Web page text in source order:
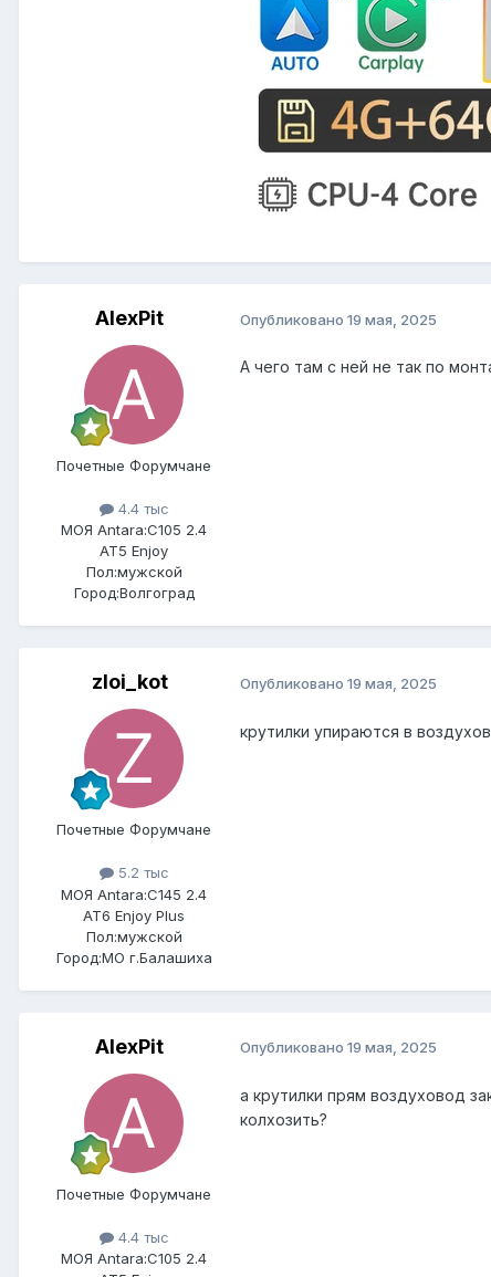
AlexPit
Почетные Форумчане
4.4 тыс
МОЯ Antara:C105 2.4
AT5 Enjoy
Пол:мужской
Город:Волгоград
Опубликовано 19 мая, 2025
А чего там с ней не так по
zloi_kot
Почетные Форумчане
5.2 тыс
МОЯ Antara:C145 2.4
AT6 Enjoy Plus
Пол:мужской
Город:МО г.Балашиха
Опубликовано 19 мая, 2025
крутилки упираются в
AlexPit
Почетные Форумчане
4.4 тыс
МОЯ Antara:C105 2.4
Опубликовано 19 мая, 2025
а крутилки прям воздуховод
колхозить?